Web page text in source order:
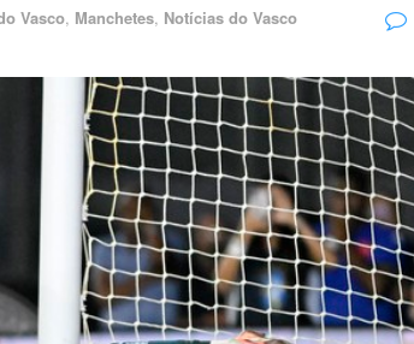
Vasco, Manchetes, Notícias do Vasco